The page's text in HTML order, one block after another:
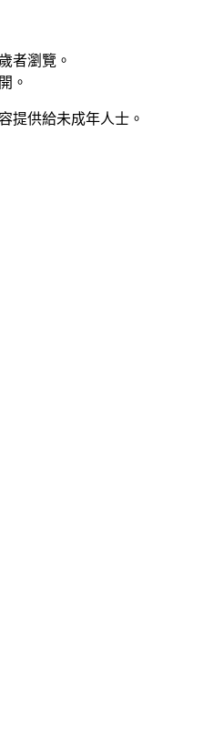
者瀏覽。
。
提供給未成年人士。